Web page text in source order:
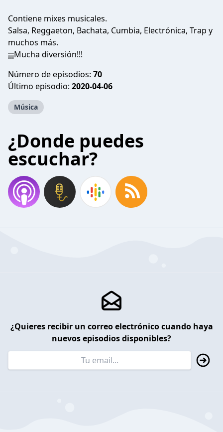
Contiene mixes musicales.
Salsa, Reggaeton, Bachata, Cumbia, Electrónica, Trap y
muchos más.
¡¡¡Mucha diversión!!!
Número de episodios: 70
Último episodio: 2020-04-06
Música
¿Donde puedes
escuchar?
¿Quieres recibir un correo electrónico cuando haya
nuevos episodios disponibles?